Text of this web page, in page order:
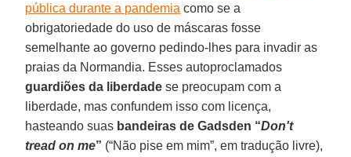
pública durante a pandemia como se a
obrigatoriedade do uso de máscaras fosse
semelhante ao governo pedindo-lhes para invadir as
praias da Normandia. Esses autoproclamados
guardiões da liberdade se preocupam com a
liberdade, mas confundem isso com licença,
hasteando suas bandeiras de Gadsden “Don't
tread on me” (“Não pise em mim”, em tradução livre),